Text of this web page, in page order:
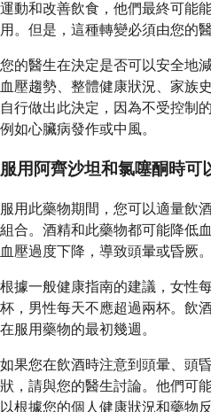
運動和改善飲食，他們最終可能
用。但是，這種轉變必須由您的
您的醫生在決定是否可以安全地
血壓趨勢、整體健康狀況、家族
自行做出此決定，因為不受控制
例如心臟病發作或中風。
服用阿齊沙坦和氯噻酮時可
服用此藥物期間，您可以適量飲
組合。酒精和此藥物都可能降低
血壓過度下降，導致頭暈或昏厥。
根據一般健康指南的建議，女性
杯，男性每天不應超過兩杯。飲
在服用藥物的最初幾週。
如果您在飲酒時注意到頭暈、頭
狀，請與您的醫生討論。他們可
以根據您的個人健康狀況和藥物